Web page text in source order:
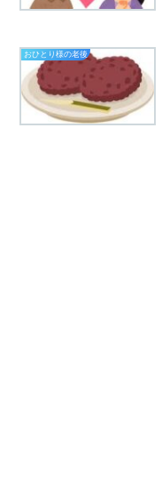
おひとり様の老後